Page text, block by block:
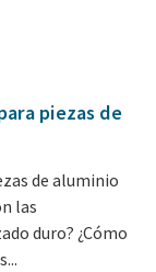
piezas de
de aluminio
las
duro? ¿Cómo